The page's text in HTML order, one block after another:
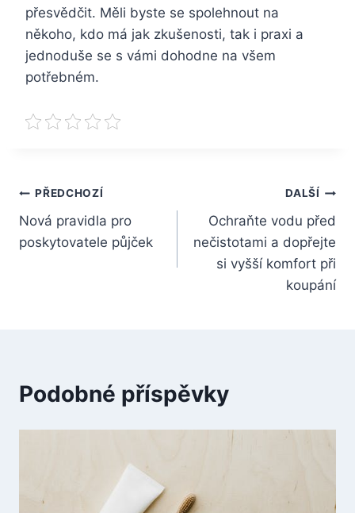
přesvědčit. Měli byste se spolehnout na
někoho, kdo má jak zkušenosti, tak i praxi a
jednoduše se s vámi dohodne na všem
potřebném.
Navigace
pro
PŘEDCHOZÍ
Nová pravidla pro
poskytovatele půjček
DALŠÍ
Ochraňte vodu před
nečistotami a dopřejte
si vyšší komfort při
koupání
Podobné příspěvky